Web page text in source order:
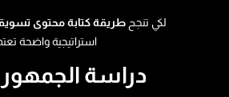
لكي تنجح طريقة كتابة محتوى
استراتيجية واضحة
دراسة